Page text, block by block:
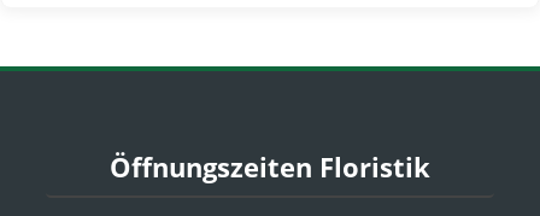
Öffnungszeiten Floristik